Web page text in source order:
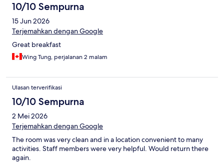
10/10 Sempurna
15 Jun 2026
Terjemahkan dengan Google
Great breakfast
Wing Tung, perjalanan 2 malam
Ulasan terverifikasi
10/10 Sempurna
2 Mei 2026
Terjemahkan dengan Google
The room was very clean and in a location convenient to many
activities. Staff members were very helpful. Would return there
again.